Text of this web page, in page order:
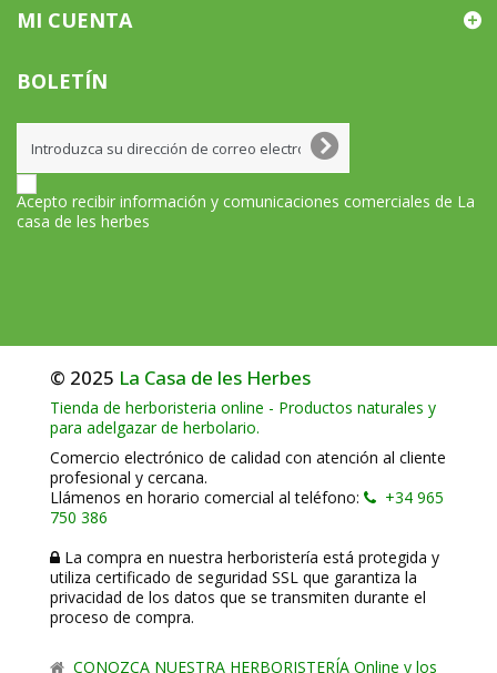
MI CUENTA
BOLETÍN
Acepto recibir información y comunicaciones comerciales de La
casa de les herbes
© 2025 La Casa de les Herbes
Tienda de herboristeria online - Productos naturales y
para adelgazar de herbolario.
Comercio electrónico de calidad con atención al cliente
profesional y cercana.
Llámenos en horario comercial al teléfono:
+34 965
750 386
La compra en nuestra herboristería está protegida y
utiliza certificado de seguridad SSL que garantiza la
privacidad de los datos que se transmiten durante el
proceso de compra.
CONOZCA NUESTRA HERBORISTERÍA Online y los